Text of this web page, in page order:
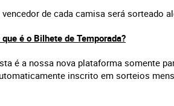
vencedor de cada camisa será sorteado
que é o Bilhete de Temporada?
é a nossa nova plataforma somente
inscrito em sorteios